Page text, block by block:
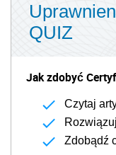
QUIZ
Jak zdobyć
Czytaj
Zdobądź